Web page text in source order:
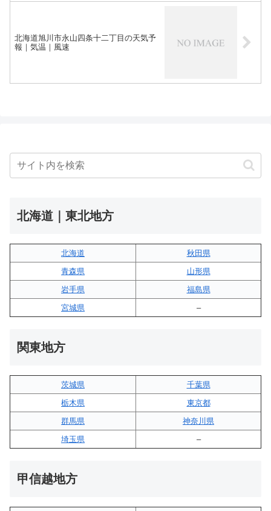
北海道旭川市永山四条十二丁目の天気予
報｜気温｜風速
北海道｜東北地方
北海道
秋田県
青森県
山形県
岩手県
福島県
宮城県
–
関東地方
茨城県
千葉県
栃木県
東京都
群馬県
神奈川県
埼玉県
–
甲信越地方